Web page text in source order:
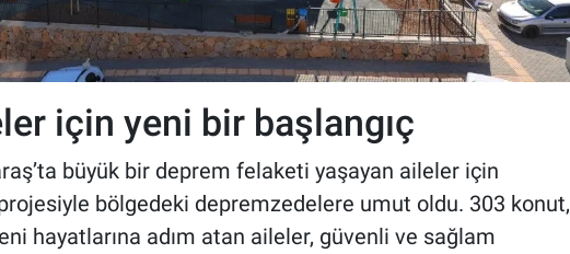
için yeni bir başlangıç
büyük bir deprem felaketi yaşayan aileler için
bölgedeki depremzedelere umut oldu. 303 konut,
hayatlarına adım atan aileler, güvenli ve sağlam